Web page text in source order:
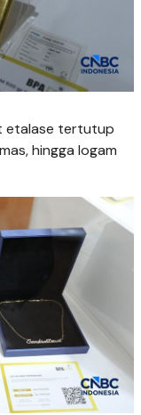
etalase tertutup
hingga logam